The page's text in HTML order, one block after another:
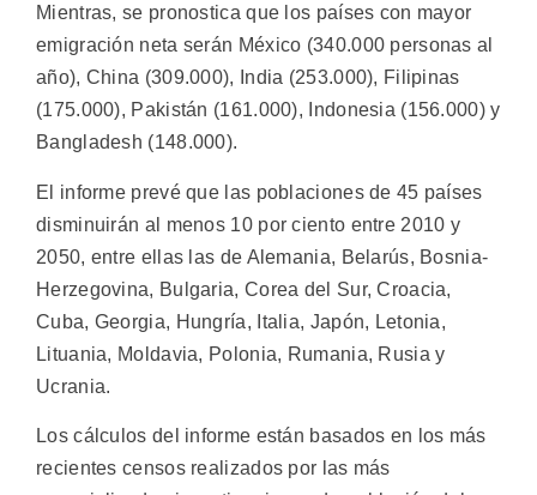
Mientras, se pronostica que los países con mayor
emigración neta serán México (340.000 personas al
año), China (309.000), India (253.000), Filipinas
(175.000), Pakistán (161.000), Indonesia (156.000) y
Bangladesh (148.000).
El informe prevé que las poblaciones de 45 países
disminuirán al menos 10 por ciento entre 2010 y
2050, entre ellas las de Alemania, Belarús, Bosnia-
Herzegovina, Bulgaria, Corea del Sur, Croacia,
Cuba, Georgia, Hungría, Italia, Japón, Letonia,
Lituania, Moldavia, Polonia, Rumania, Rusia y
Ucrania.
Los cálculos del informe están basados en los más
recientes censos realizados por las más